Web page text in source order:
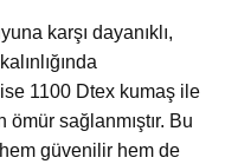
karşı dayanıklı,
1100 Dtex kumaş ile
ömür sağlanmıştır. Bu
hem güvenilir hem de